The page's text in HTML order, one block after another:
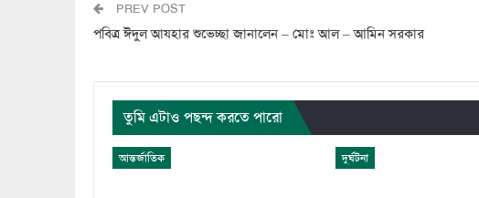
PREV POST
পবিত্র ঈদুল আযহার শুভেচ্ছা জানালেন – মোঃ আল – আমিন সরকার
তুমি এটাও পছন্দ করতে পারো
আন্তর্জাতিক দুর্ঘটনা